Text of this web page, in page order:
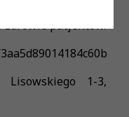
zdrowie pacjentów.
1-3,